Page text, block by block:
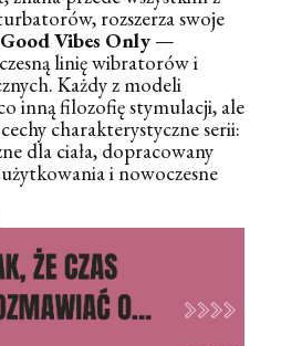
rozszerza swoje
Good Vibes Only —
linię wibratorów i
Każdy z modeli
inną filozofię stymulacji, ale
charakterystyczne serii:
dla ciała, dopracowany
i nowoczesne